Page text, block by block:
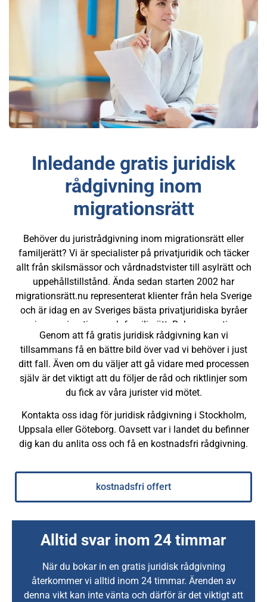
Inledande gratis juridisk
rådgivning inom
migrationsrätt
Behöver du juristrådgivning inom migrationsrätt eller
familjerätt? Vi är specialister på privatjuridik och täcker
allt från skilsmässor och vårdnadstvister till asylrätt och
uppehållstillstånd. Ända sedan starten 2002 har
migrationsrätt.nu representerat klienter från hela Sverige
och är idag en av Sveriges bästa privatjuridiska byråer
inom migrations-och familjerätt. Boka en gratis
rådgivning idag!
Genom att få gratis juridisk rådgivning kan vi
tillsammans få en bättre bild över vad vi behöver i just
ditt fall. Även om du väljer att gå vidare med processen
själv är det viktigt att du följer de råd och riktlinjer som
du fick av våra jurister vid mötet.
Kontakta oss idag för juridisk rådgivning i Stockholm,
Uppsala eller Göteborg. Oavsett var i landet du befinner
dig kan du anlita oss och få en kostnadsfri rådgivning.
kostnadsfri offert
Alltid svar inom 24 timmar
När du bokar in en gratis juridisk rådgivning
återkommer vi alltid inom 24 timmar. Ärenden av
denna vikt kan inte vänta och därför är det viktigt att